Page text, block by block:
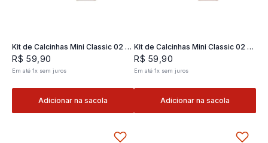
Kit de Calcinhas Mini Classic 02 -
2 und
R$ 59 90
Em até1x sem juros
Adicionar na sacola
Kit de Calcinhas Mini Classic 02 -
2 und
R$ 59 ,90
Em até 1x sem juros
Adicionar na sacola